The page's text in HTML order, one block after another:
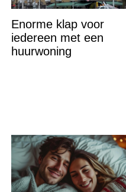
Enorme klap voor
iedereen met een
huurwoning